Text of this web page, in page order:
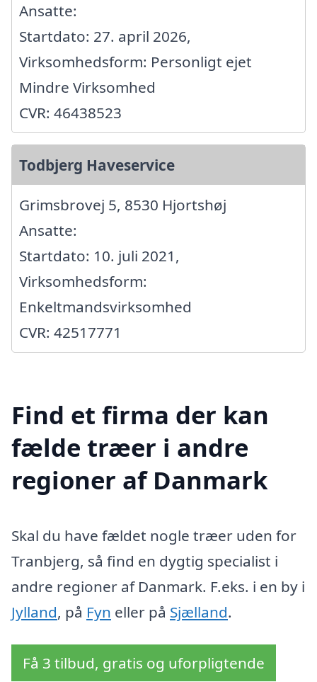
Ansatte:
Startdato: 27. april 2026,
Virksomhedsform: Personligt ejet
Mindre Virksomhed
CVR: 46438523
Todbjerg Haveservice
Grimsbrovej 5, 8530 Hjortshøj
Ansatte:
Startdato: 10. juli 2021,
Virksomhedsform:
Enkeltmandsvirksomhed
CVR: 42517771
Find et firma der kan
fælde træer i andre
regioner af Danmark
Skal du have fældet nogle træer uden for
Tranbjerg, så find en dygtig specialist i
andre regioner af Danmark. F.eks. i en by i
Jylland, på Fyn eller på Sjælland.
Få 3 tilbud, gratis og uforpligtende